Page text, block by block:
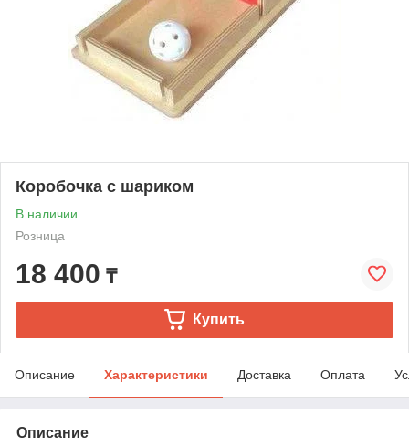
Коробочка с шариком
В наличии
Розница
18 400 ₸
Купить
Описание Характеристики Доставка Оплата
Описание